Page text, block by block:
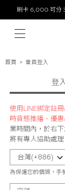
# 涼
首頁 會員登入
登
使用LINE綁定註
時貨態推播、優
業時間內，於右
將有專人協助處理
為保護您的個資，手